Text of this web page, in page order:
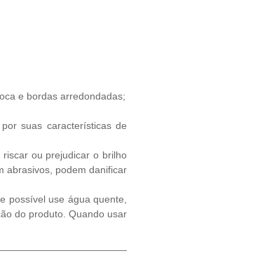
e bordas arredondadas;
suas características de
ou prejudicar o brilho
abrasivos, podem danificar
possível use água quente,
do produto. Quando usar